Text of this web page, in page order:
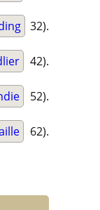
32).
42).
52).
62).